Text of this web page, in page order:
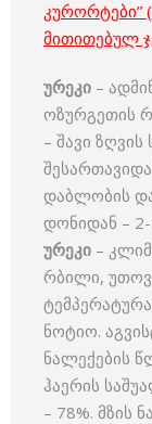
კურორტები”
მითითებულ
ურეკი –
ოზურგეთის
– შავი
დაბლობის
დონიდან –
ურეკი –
რბილი,
ნოტიო.
ნალექების
ჰაერის
– 78%. მზის